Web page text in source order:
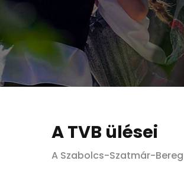
A TVB ülései
A Szabolcs-Szatmár-